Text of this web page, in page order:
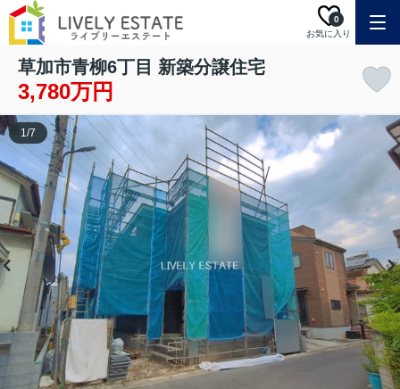
お気に入り
0
草加市青柳6丁目 新築分譲住宅
3,780万円
1/7